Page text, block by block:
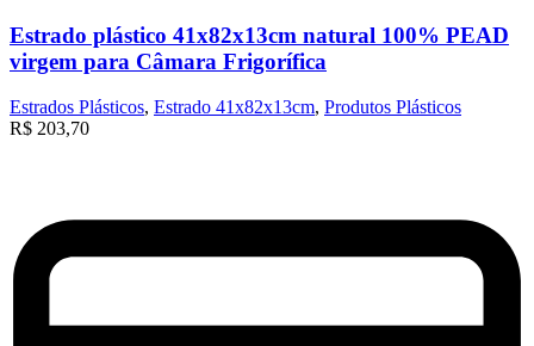
Estrado plástico 41x82x13cm natural 100% PEAD
virgem para Câmara Frigorífica
Estrados Plásticos, Estrado 41x82x13cm, Produtos Plásticos
R$ 203,70